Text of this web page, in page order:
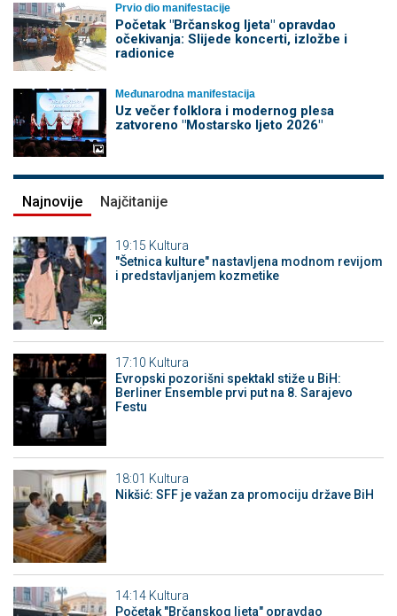
Prvio dio manifestacije
Početak "Brčanskog ljeta" opravdao
očekivanja: Slijede koncerti, izložbe i
radionice
Međunarodna manifestacija
Uz večer folklora i modernog plesa
zatvoreno "Mostarsko ljeto 2026"
Najnovije Najčitanije
19:15 Kultura
"Šetnica kulture" nastavljena modnom revijom
i predstavljanjem kozmetike
17:10 Kultura
Evropski pozorišni spektakl stiže u BiH:
Berliner Ensemble prvi put na 8. Sarajevo
Festu
18:01 Kultura
Nikšić: SFF je važan za promociju države BiH
14:14 Kultura
Početak "Brčanskog ljeta" opravdao